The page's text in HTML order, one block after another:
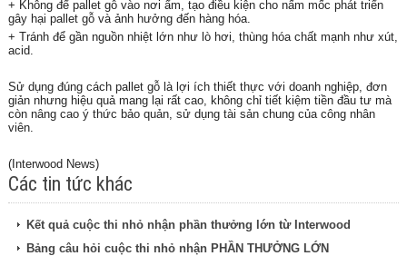
+ Không để pallet gỗ vào nơi ẩm, tạo điều kiện cho nấm mốc phát triển
gây hại pallet gỗ và ảnh hưởng đến hàng hóa.
+ Tránh để gần nguồn nhiệt lớn như lò hơi, thùng hóa chất mạnh như xút,
acid.
Sử dụng đúng cách pallet gỗ là lợi ích thiết thực với doanh nghiệp, đơn
giản nhưng hiệu quả mang lại rất cao, không chỉ tiết kiệm tiền đầu tư mà
còn nâng cao ý thức bảo quản, sử dụng tài sản chung của công nhân
viên.
(Interwood News)
Các tin tức khác
Kết quả cuộc thi nhỏ nhận phần thưởng lớn từ Interwood
Bảng câu hỏi cuộc thi nhỏ nhận PHẦN THƯỞNG LỚN